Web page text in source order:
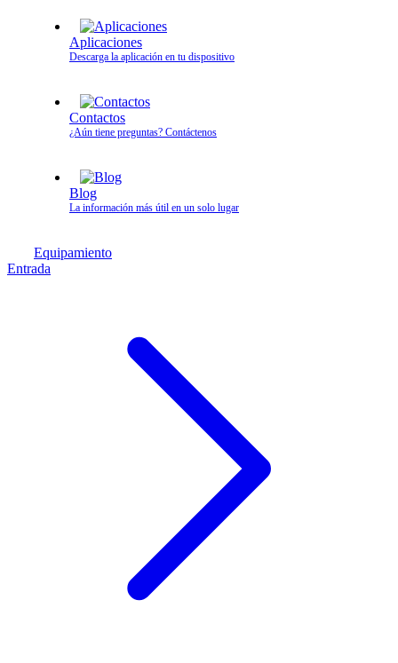
Aplicaciones
Descarga la aplicación en tu dispositivo
Contactos
¿Aún tiene preguntas? Contáctenos
Blog
La información más útil en un solo lugar
Equipamiento
Entrada